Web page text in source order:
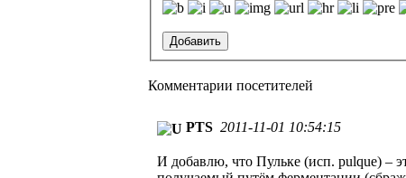
Комментарии посетителей
PTS 2011-11-01 10:54:15
И добавлю, что Пульке (исп. pulque) –